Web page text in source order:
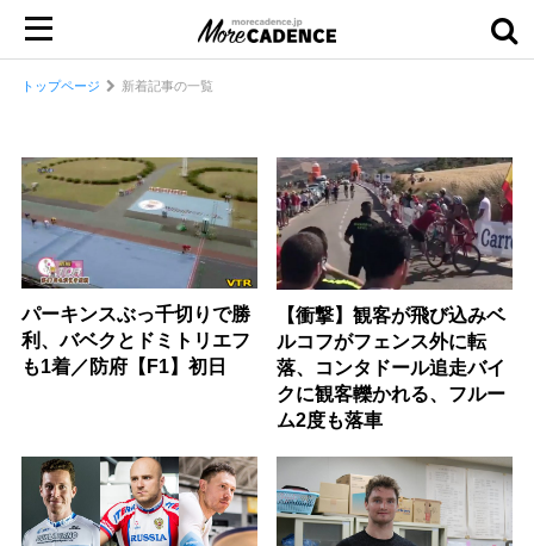
トップページ 新着記事の一覧
パーキンスぶっ千切りで勝
利、バベクとドミトリエフ
も1着／防府【F1】初日
【衝撃】観客が飛び込みベ
ルコフがフェンス外に転
落、コンタドール追走バイ
クに観客轢かれる、フルー
ム2度も落車